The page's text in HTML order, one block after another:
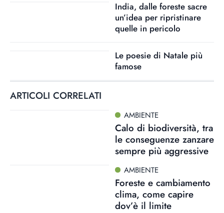
India, dalle foreste sacre
un’idea per ripristinare
quelle in pericolo
Le poesie di Natale più
famose
ARTICOLI CORRELATI
AMBIENTE
Calo di biodiversità, tra
le conseguenze zanzare
sempre più aggressive
AMBIENTE
Foreste e cambiamento
clima, come capire
dov’è il limite